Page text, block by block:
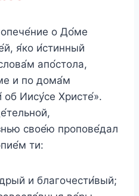
о До́ме
я́ко и́стинный
апо́стола,
и по дома́м
об Иису́се Христе́».
свое́ю пропове́дал
ти:
и благочести́вый;